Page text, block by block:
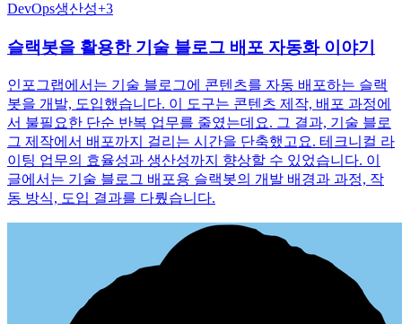
DevOps생산성+3
슬랙봇을 활용한 기술 블로그 배포 자동화 이야기
인포그랩에서는 기술 블로그에 콘텐츠를 자동 배포하는 슬랙
봇을 개발, 도입했습니다. 이 도구는 콘텐츠 제작, 배포 과정에
서 불필요한 단순 반복 업무를 줄였는데요. 그 결과, 기술 블로
그 제작에서 배포까지 걸리는 시간을 단축했고요. 테크니컬 라
이팅 업무의 효율성과 생산성까지 향상할 수 있었습니다. 이
글에서는 기술 블로그 배포용 슬랙봇의 개발 배경과 과정, 작
동 방식, 도입 결과를 다뤘습니다.